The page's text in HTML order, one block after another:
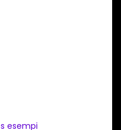
esempi